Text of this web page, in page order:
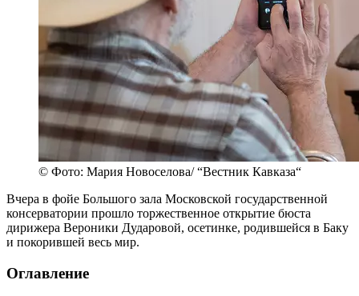
© Фото: Мария Новоселова/ “Вестник Кавказа“
Вчера в фойе Большого зала Московской государственной
консерватории прошло торжественное открытие бюста
дирижера Вероники Дударовой, осетинке, родившейся в Баку
и покорившей весь мир.
Оглавление